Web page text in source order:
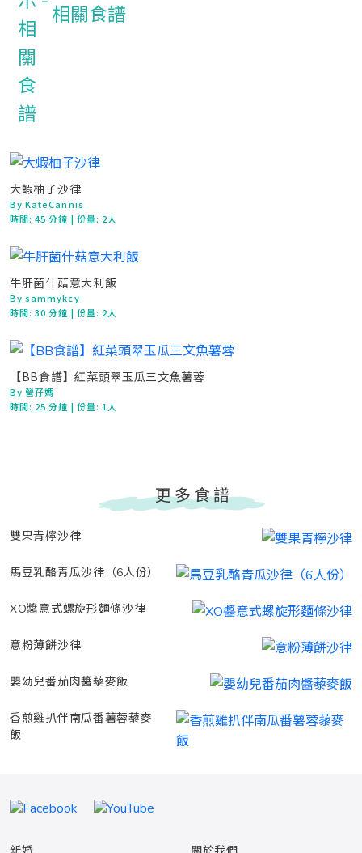
相關食譜
大蝦柚子沙律
By KateCannis
時間:45 分鐘 | 份量: 2人
牛肝菌什菇意大利飯
By sammykcy
時間:30 分鐘 | 份量: 2人
【BB食譜】紅菜頭翠玉瓜三文魚薯蓉
By 營孖媽
時間: 25 分鐘 | 份量: 1人
更多食譜
雙果青檸沙律
馬豆乳酪青瓜沙律（6人份）
XO醬意式螺旋形麵條沙律
意粉薄餅沙律
嬰幼兒番茄肉醬藜麥飯
香煎雞扒伴南瓜番薯蓉藜麥
飯